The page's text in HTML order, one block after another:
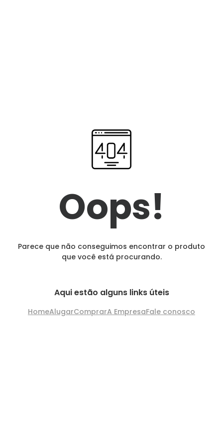
Oops!
Parece que não conseguimos encontrar o produto
que você está procurando.
Aqui estão alguns links úteis
HomeAlugarComprarA EmpresaFale conosco